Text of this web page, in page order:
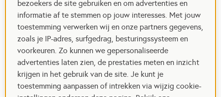
bezoekers de site gebruiken en om advertenties en
informatie af te stemmen op jouw interesses. Met jouw
toestemming verwerken wij en onze partners gegevens,
zoals je IP-adres, surfgedrag, besturingssysteem en
voorkeuren. Zo kunnen we gepersonaliseerde
advertenties laten zien, de prestaties meten en inzicht
krijgen in het gebruik van de site. Je kunt je
toestemming aanpassen of intrekken via wijzig cookie-